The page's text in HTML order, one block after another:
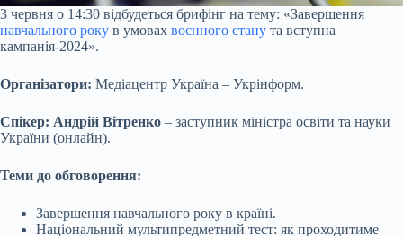
3 червня о 14:30 відбудеться брифінг на тему: «Завершення
навчального року в умовах воєнного стану та вступна
кампанія-2024».
Організатори: Медіацентр Україна – Укрінформ.
Спікер: Андрій Вітренко – заступник міністра освіти та науки
України (онлайн).
Теми до обговорення:
Завершення навчального року в країні.
Національний мультипредметний тест: як проходитиме